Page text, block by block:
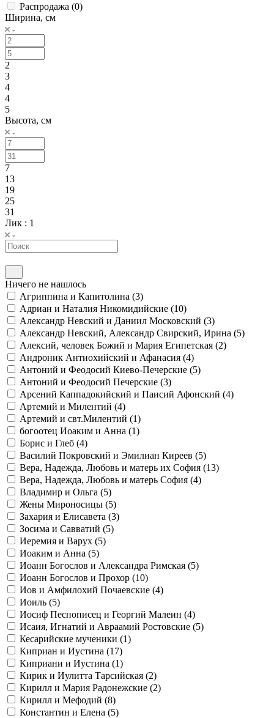
Распродажа (0)
Ширина, см
2
3
4
4
5
Высота, см
7
13
19
25
31
Лик : 1
Ничего не нашлось
Агриппина и Капитолина (3)
Адриан и Наталия Никомидийские (10)
Александр Невский и Даниил Московский (3)
Александр Невский, Александр Свирский, Ирина (5)
Алексий, человек Божий и Мария Египетская (2)
Андроник Антиохийский и Афанасия (4)
Антоний и Феодосий Киево-Печерские (5)
Антоний и Феодосий Печерские (3)
Арсений Каппадокийский и Паисий Афонский (4)
Артемий и Милентий (4)
Артемий и свт.Милентий (1)
богоотец Иоаким и Анна (1)
Борис и Глеб (4)
Василий Покровский и Эмилиан Киреев (5)
Вера, Надежда, Любовь и матерь их София (13)
Вера, Надежда, Любовь и матерь София (4)
Владимир и Ольга (5)
Жены Мироносицы (5)
Захария и Елисавета (3)
Зосима и Савватий (5)
Иеремия и Варух (5)
Иоаким и Анна (5)
Иоанн Богослов и Александра Римская (5)
Иоанн Богослов и Прохор (10)
Иов и Амфилохий Почаевские (4)
Иоиль (5)
Иосиф Песнописец и Георгий Малеин (4)
Исаия, Игнатий и Авраамий Ростовские (5)
Кесарийские мученики (1)
Киприан и Иустина (17)
Киприани и Иустина (1)
Кирик и Иулитта Тарсийская (2)
Кирилл и Мария Радонежские (2)
Кирилл и Мефодий (8)
Константин и Елена (5)